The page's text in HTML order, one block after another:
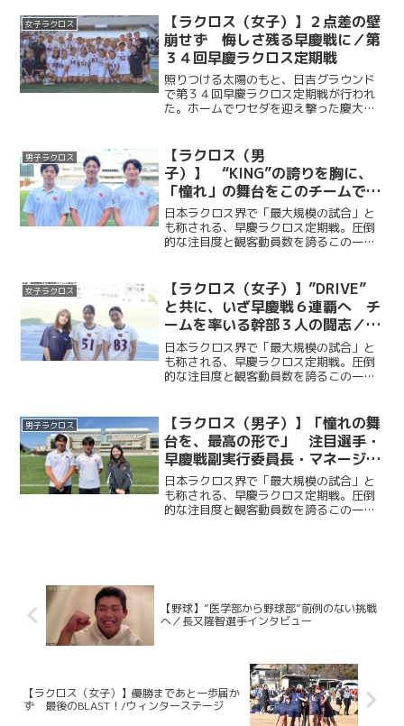
のゴールでリードを奪うと、MF・福田崇
斗（商３・本郷）や主...
女子ラクロス
【ラクロス（女子）】２点差の壁
崩せず 悔しさ残る早慶戦に／第
３４回早慶ラクロス定期戦
照りつける太陽のもと、日吉グラウンド
で第３４回早慶ラクロス定期戦が行われ
た。ホームでワセダを迎え撃った慶大
原紫乃（法２・慶應女子）の得点で粘り
強く追いつき、第３Q終了時...
男子ラクロス
【ラクロス（男
子）】 “KING”の誇りを胸に、
「憧れ」の舞台をこのチームで
／早慶戦直前特集④ 峰岸諒×福
田天真×山崎将英 （主将・副将
対談）
日本ラクロス界で「最大規模の試合」と
も称される、早慶ラクロス定期戦。圧倒
的な注目度と観客動員数を誇るこの一戦
ぶ。“KING”をスローガンに掲げ、早慶戦
５連覇を目指して戦う...
女子ラクロス
【ラクロス（女子）】”DRIVE”
と共に、いざ早慶戦６連覇へ チ
ームを率いる幹部３人の闘志／早
慶戦直前特集③ 矢嶋千穂×松岡
楓恋×西遥香 （主将・副将・主
務対談）
日本ラクロス界で「最大規模の試合」と
も称される、早慶ラクロス定期戦。圧倒
的な注目度と観客動員数を誇るこの一戦
ぶ。“DRIVE”をスローガンに掲げ、早慶戦
６連覇を目指して戦...
男子ラクロス
【ラクロス（男子）】「憧れの舞
台を、最高の形で」 注目選手・
早慶戦副実行委員長・マネージャ
ーリーダーが語る早慶戦への情熱
／早慶戦直前特集② 鈴木孝人×
力石達也×高橋佑佳 （注目選
日本ラクロス界で「最大規模の試合」と
も称される、早慶ラクロス定期戦。圧倒
的な注目度と観客動員数を誇るこの一戦
【野球】”医学部から野球部”前例のない挑戦
へ／長又隆智選手インタビュー
【ラクロス（女子）】優勝まであと一歩届か
ず 最後のBLAST！/ウィンターステージ